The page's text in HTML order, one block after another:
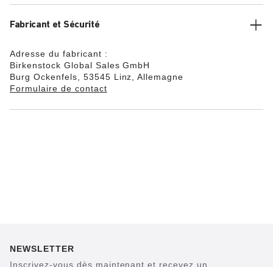
Fabricant et Sécurité
Adresse du fabricant :
Birkenstock Global Sales GmbH
Burg Ockenfels, 53545 Linz, Allemagne
Formulaire de contact
NEWSLETTER
Inscrivez-vous dès maintenant et recevez un